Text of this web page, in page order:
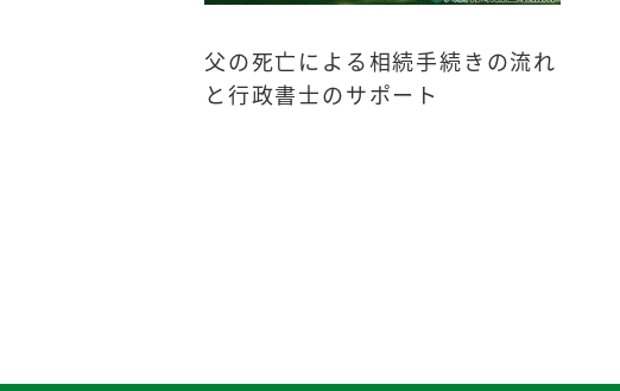
父の死亡による相続手続きの流れ
と行政書士のサポート